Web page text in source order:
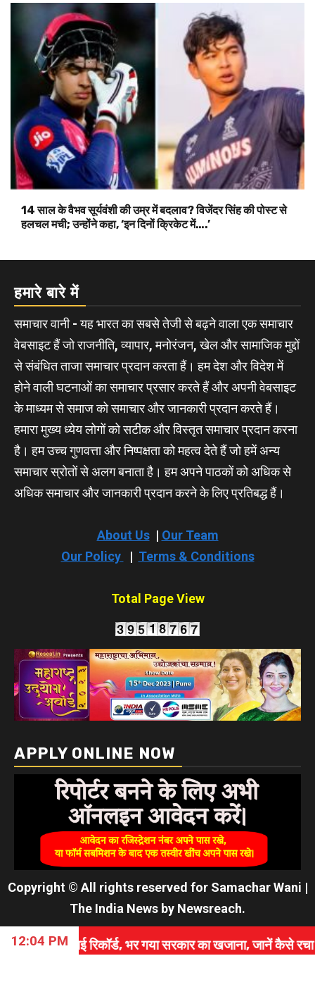
14 साल के वैभव सूर्यवंशी की उम्र में बदलाव? विजेंदर सिंह की पोस्ट से
हलचल मची; उन्होंने कहा, ‘इन दिनों क्रिकेट में….’
हमारे बारे में
समाचार वानी - यह भारत का सबसे तेजी से बढ़ने वाला एक समाचार
वेबसाइट हैं जो राजनीति, व्यापार, मनोरंजन, खेल और सामाजिक मुद्दों
से संबंधित ताजा समाचार प्रदान करता हैं। हम देश और विदेश में
होने वाली घटनाओं का समाचार प्रसार करते हैं और अपनी वेबसाइट
के माध्यम से समाज को समाचार और जानकारी प्रदान करते हैं।
हमारा मुख्य ध्येय लोगों को सटीक और विस्तृत समाचार प्रदान करना
है। हम उच्च गुणवत्ता और निष्पक्षता को महत्व देते हैं जो हमें अन्य
समाचार स्रोतों से अलग बनाता है। हम अपने पाठकों को अधिक से
अधिक समाचार और जानकारी प्रदान करने के लिए प्रतिबद्ध हैं।
About Us| Our Team
Our Policy
| Terms & Conditions
Total Page View
APPLY ONLINE NOW
Copyright © All rights reserved for Samachar Wani |
The India News by Newsreach.
12:04 PM
रिकॉर्ड, भर गया सरकार का खजाना, जानें कैसे रचा इतिहास।